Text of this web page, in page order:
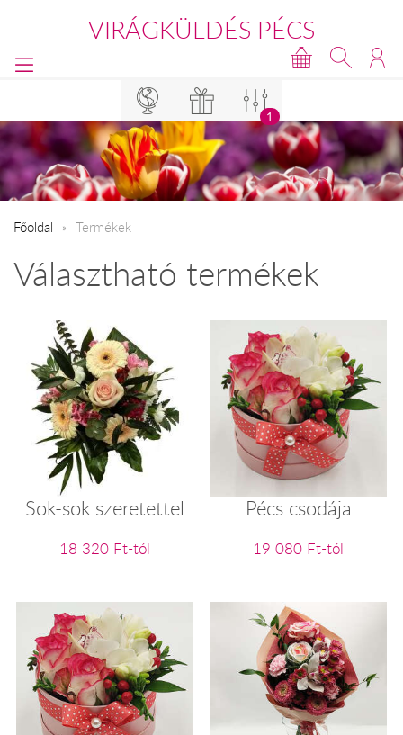
VIRÁGKÜLDÉS PÉCS
1
Főoldal Termékek
Választható termékek
Sok-sok szeretettel
18 320 Ft-tól
Pécs csodája
19 080 Ft-tól